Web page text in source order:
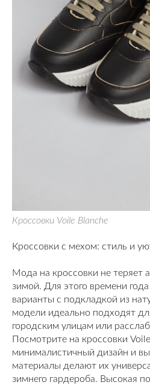
Кроссовки Voile Blanche
Кроссовки с мехом: стиль и
Мода на кроссовки не теряет
зимой. Для этого времени
варианты с подкладкой из
модели идеально подходят
городским улицам или
Посмотрите на кроссовки
минималистичный дизайн и
материалы делают их
зимнего гардероба. Высокая